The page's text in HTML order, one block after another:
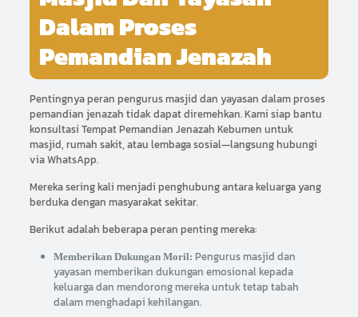
Dalam Proses
Pemandian Jenazah
Pentingnya peran pengurus masjid dan yayasan dalam proses
pemandian jenazah tidak dapat diremehkan. Kami siap bantu
konsultasi Tempat Pemandian Jenazah Kebumen untuk
masjid, rumah sakit, atau lembaga sosial—langsung hubungi
via WhatsApp.
Mereka sering kali menjadi penghubung antara keluarga yang
berduka dengan masyarakat sekitar.
Berikut adalah beberapa peran penting mereka:
Memberikan Dukungan Moril: Pengurus masjid dan
yayasan memberikan dukungan emosional kepada
keluarga dan mendorong mereka untuk tetap tabah
dalam menghadapi kehilangan.